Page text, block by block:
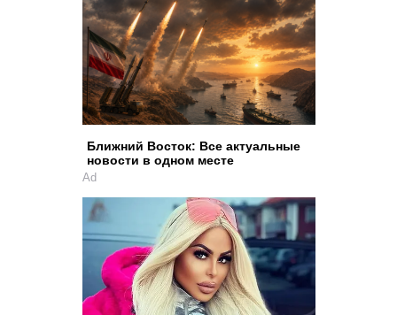
Ближний Восток: Все актуальные
новости в одном месте
Ad